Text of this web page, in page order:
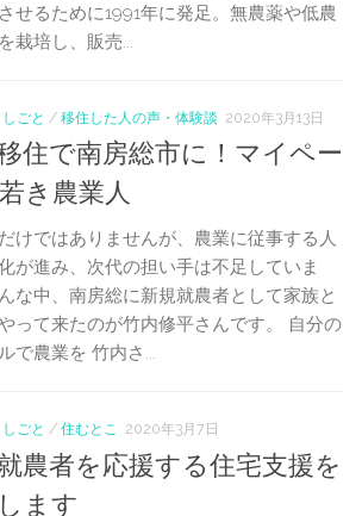
せるために1991年に発足。無農薬や低農
栽培し、販売...
しごと / 移住した人の声・体験談 2020年3月13日
住で南房総市に！マイペー
き農業人
けではありませんが、農業に従事する人
が進み、次代の担い手は不足していま
な中、南房総に新規就農者として家族と
って来たのが竹内修平さんです。 自分の
で農業を 竹内さ...
しごと / 住むとこ 2020年3月7日
農者を応援する住宅支援を
ます